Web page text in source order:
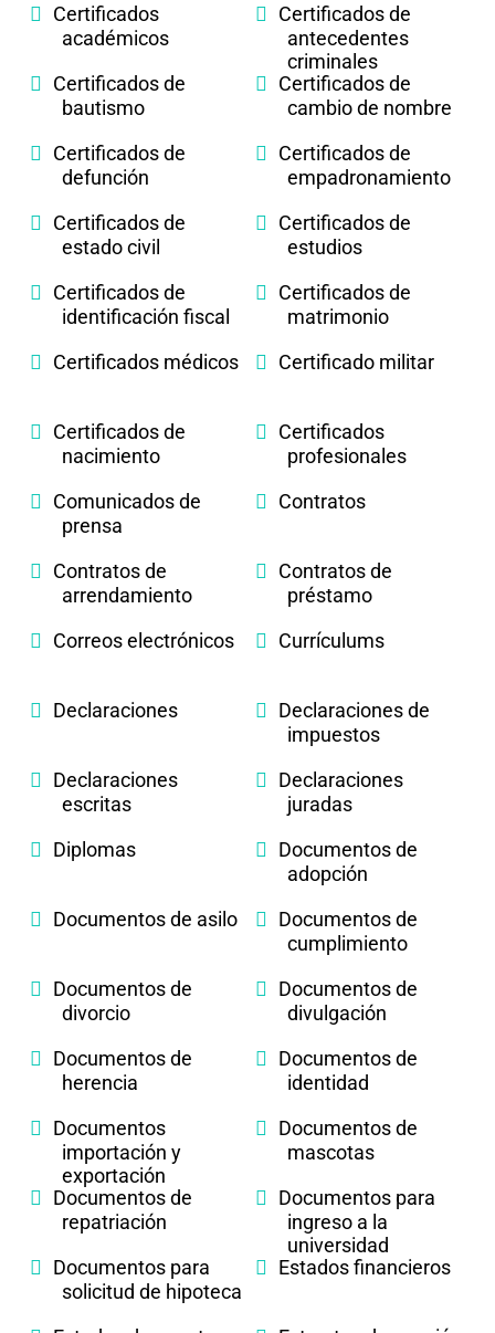
Certificados
académicos
Certificados de
antecedentes
criminales
Certificados de
bautismo
Certificados de
cambio de nombre
Certificados de
defunción
Certificados de
empadronamiento
Certificados de
estado civil
Certificados de
estudios
Certificados de
identificación fiscal
Certificados de
matrimonio
Certificados médicos
Certificado militar
Certificados de
nacimiento
Certificados
profesionales
Comunicados de
prensa
Contratos
Contratos de
arrendamiento
Contratos de
préstamo
Correos electrónicos
Currículums
Declaraciones
Declaraciones de
impuestos
Declaraciones
escritas
Declaraciones
juradas
Diplomas
Documentos de
adopción
Documentos de asilo
Documentos de
cumplimiento
Documentos de
divorcio
Documentos de
divulgación
Documentos de
herencia
Documentos de
identidad
Documentos
importación y
exportación
Documentos de
mascotas
Documentos de
repatriación
Documentos para
ingreso a la
universidad
Documentos para
solicitud de hipoteca
Estados financieros